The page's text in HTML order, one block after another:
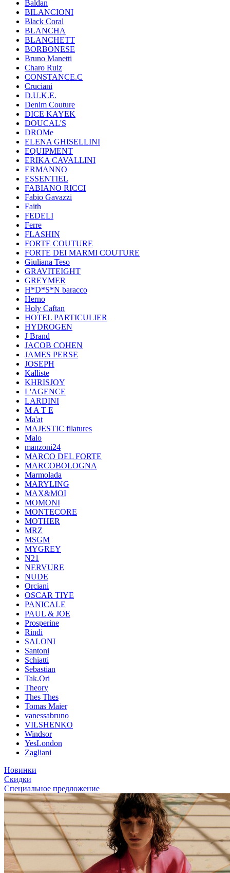
Baldan
BILANCIONI
Black Coral
BLANCHA
BLANCHETT
BORBONESE
Bruno Manetti
Charo Ruiz
CONSTANCE.C
Cruciani
D.U.K.E.
Denim Couture
DICE KAYEK
DOUCAL'S
DROMe
ELENA GHISELLINI
EQUIPMENT
ERIKA CAVALLINI
ERMANNO
ESSENTIEL
FABIANO RICCI
Fabio Gavazzi
Faith
FEDELI
Ferre
FLASHIN
FORTE COUTURE
FORTE DEI MARMI COUTURE
Giuliana Teso
GRAVITEIGHT
GREYMER
H*D*S*N baracco
Herno
Holy Caftan
HOTEL PARTICULIER
HYDROGEN
J Brand
JACOB COHEN
JAMES PERSE
JOSEPH
Kalliste
KHRISJOY
L'AGENCE
LARDINI
M A T E
Ma'at
MAJESTIC filatures
Malo
manzoni24
MARCO DEL FORTE
MARCOBOLOGNA
Marmolada
MARYLING
MAX&MOI
MOMONI
MONTECORE
MOTHER
MRZ
MSGM
MYGREY
N21
NERVURE
NUDE
Orciani
OSCAR TIYE
PANICALE
PAUL & JOE
Prosperine
Rindi
SALONI
Santoni
Schiatti
Sebastian
Tak.Ori
Theory
Thes Thes
Tomas Maier
vanessabruno
VILSHENKO
Windsor
YesLondon
Zagliani
Новинки
Скидки
Специальное предложение